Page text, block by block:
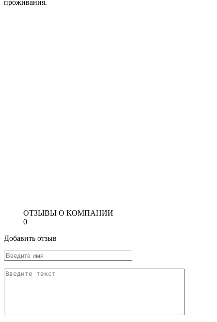
проживания.
ОТЗЫВЫ О КОМПАНИИ
0
Добавить отзыв